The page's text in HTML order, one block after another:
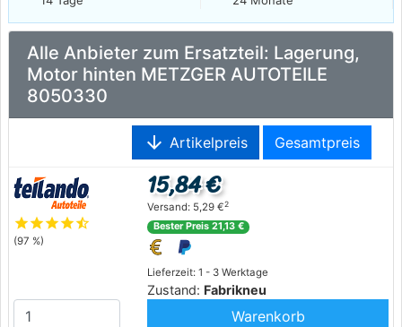
Alle Anbieter zum Ersatzteil: Lagerung,
Motor hinten METZGER AUTOTEILE
8050330
arrow_downward Artikelpreis Gesamtpreis
starstarstarstarstar_half
(97 %)
Lieferzeit: 1 - 3 Werktage
Zustand: Fabrikneu
15,84 €
Versand: 5,29 €2
Bester Preis 21,13 €
Warenkorb